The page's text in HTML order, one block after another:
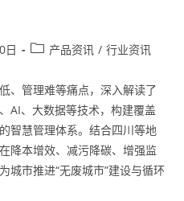
日 产品资讯 / 行业资讯
、管理难等痛点，深入解读了
AI、大数据等技术，构建覆盖
智慧管理体系。结合四川等地
降本增效、减污降碳、增强监
城市推进“无废城市”建设与循环